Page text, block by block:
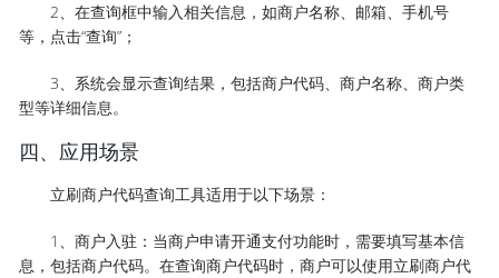
2、在查询框中输入相关信息，如商户名称、邮箱、手机号
等，点击“查询”；
3、系统会显示查询结果，包括商户代码、商户名称、商户类
型等详细信息。
四、应用场景
立刷商户代码查询工具适用于以下场景：
1、商户入驻：当商户申请开通支付功能时，需要填写基本信
息，包括商户代码。在查询商户代码时，商户可以使用立刷商户代